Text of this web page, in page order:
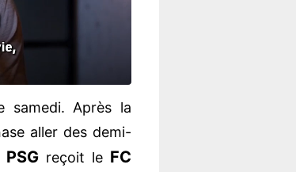
samedi. Après la
aller des demi-
PSG reçoit le FC